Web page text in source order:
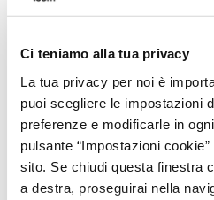
Ci teniamo alla tua privacy
La tua privacy per noi è
puoi scegliere le impostazioni
preferenze e modificarle in
pulsante “Impostazioni
sito. Se chiudi questa finestra
a destra, proseguirai nella
custodiscono le antiche
produzione manuale
cera persa, l’incisione, lo
granulazione. In una
ogni pezzo èunico e
fase di design fino alla
cura di maestri orafi.